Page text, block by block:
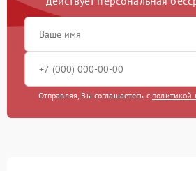
Отправляя, Вы соглашаетесь с политикой